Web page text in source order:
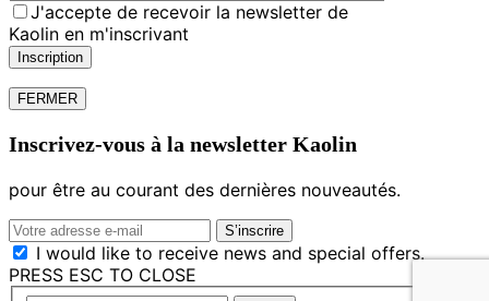
J'accepte de recevoir la newsletter de
Kaolin en m'inscrivant
FERMER
Inscrivez-vous à la newsletter Kaolin
pour être au courant des dernières nouveautés.
I would like to receive news and special offers.
PRESS ESC TO CLOSE